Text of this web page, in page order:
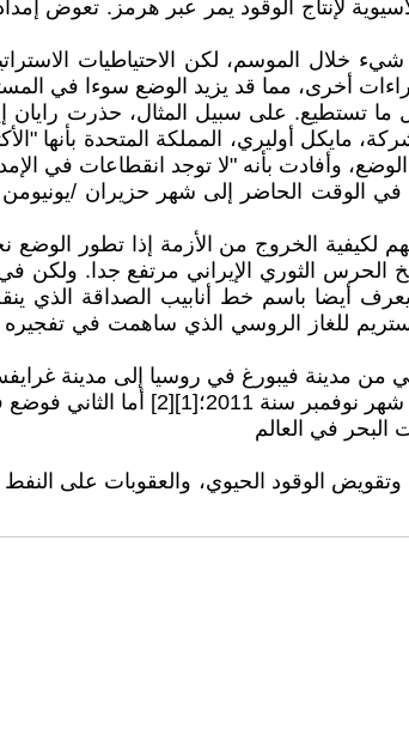
المصافي الآسيوية لإنتاج الوقود يمر عبر
خلال الموسم، لكن الاحتياطيات
أخرى، مما قد يزيد الوضع سوءا في
وأفادت بأنه "لا توجد انقطاعات في
الخروج من الأزمة إذا تطور الوضع نحو
الحرس الثوري الإيراني مرتفع جدا.
ستريم للغاز الروسي الذي ساهمت في
في أكتوبر سنة 2012.
وتقويض الوقود الحيوي، والعقوبات